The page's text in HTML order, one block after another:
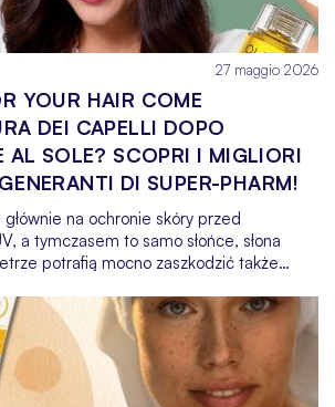
27 maggio 2026
YOUR HAIR COME
DEI CAPELLI DOPO
AL SOLE? SCOPRI I MIGLIORI
DI SUPER-PHARM!
na ochronie skóry przed
a tymczasem to samo słońce, słona
potrafią mocno zaszkodzić także
rozczesania. Dlatego po wakacyjnym
troski. Regenerująca pielęgnacja
im blask, sprężystość i dobrą
najlepsze produkty dostępne w Super-